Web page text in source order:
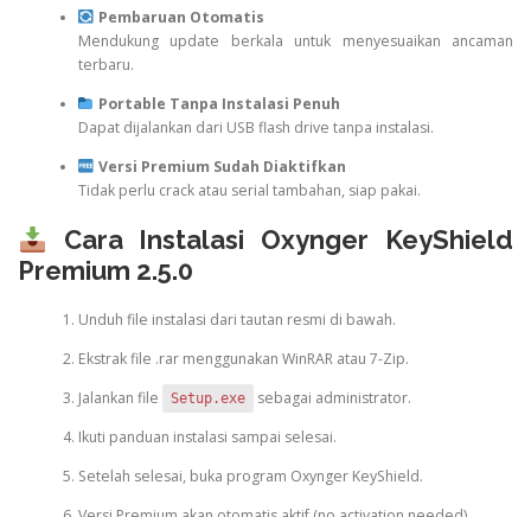
Pembaruan Otomatis
Mendukung update berkala untuk menyesuaikan ancaman
terbaru.
Portable Tanpa Instalasi Penuh
Dapat dijalankan dari USB flash drive tanpa instalasi.
Versi Premium Sudah Diaktifkan
Tidak perlu crack atau serial tambahan, siap pakai.
Cara Instalasi Oxynger KeyShield
Premium 2.5.0
Unduh file instalasi dari tautan resmi di bawah.
Ekstrak file .rar menggunakan WinRAR atau 7-Zip.
Jalankan file
Setup.exe
sebagai administrator.
Ikuti panduan instalasi sampai selesai.
Setelah selesai, buka program Oxynger KeyShield.